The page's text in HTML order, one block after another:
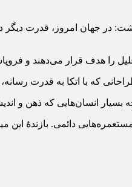
در جهان امروز، قدرت
را هدف قرار می‌دهند و
که با اتکا به قدرت رسانه،
انسان‌هایی که ذهن و
دائمی. بازندهٔ این